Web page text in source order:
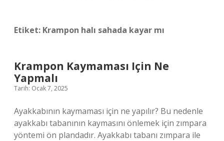
Etiket: Krampon halı sahada kayar mı
Krampon Kaymaması Için Ne
Yapmalı
Tarih: Ocak 7, 2025
Ayakkabının kaymaması için ne yapılır? Bu nedenle
ayakkabı tabanının kaymasını önlemek için zımpara
yöntemi ön plandadır. Ayakkabı tabanı zımpara ile